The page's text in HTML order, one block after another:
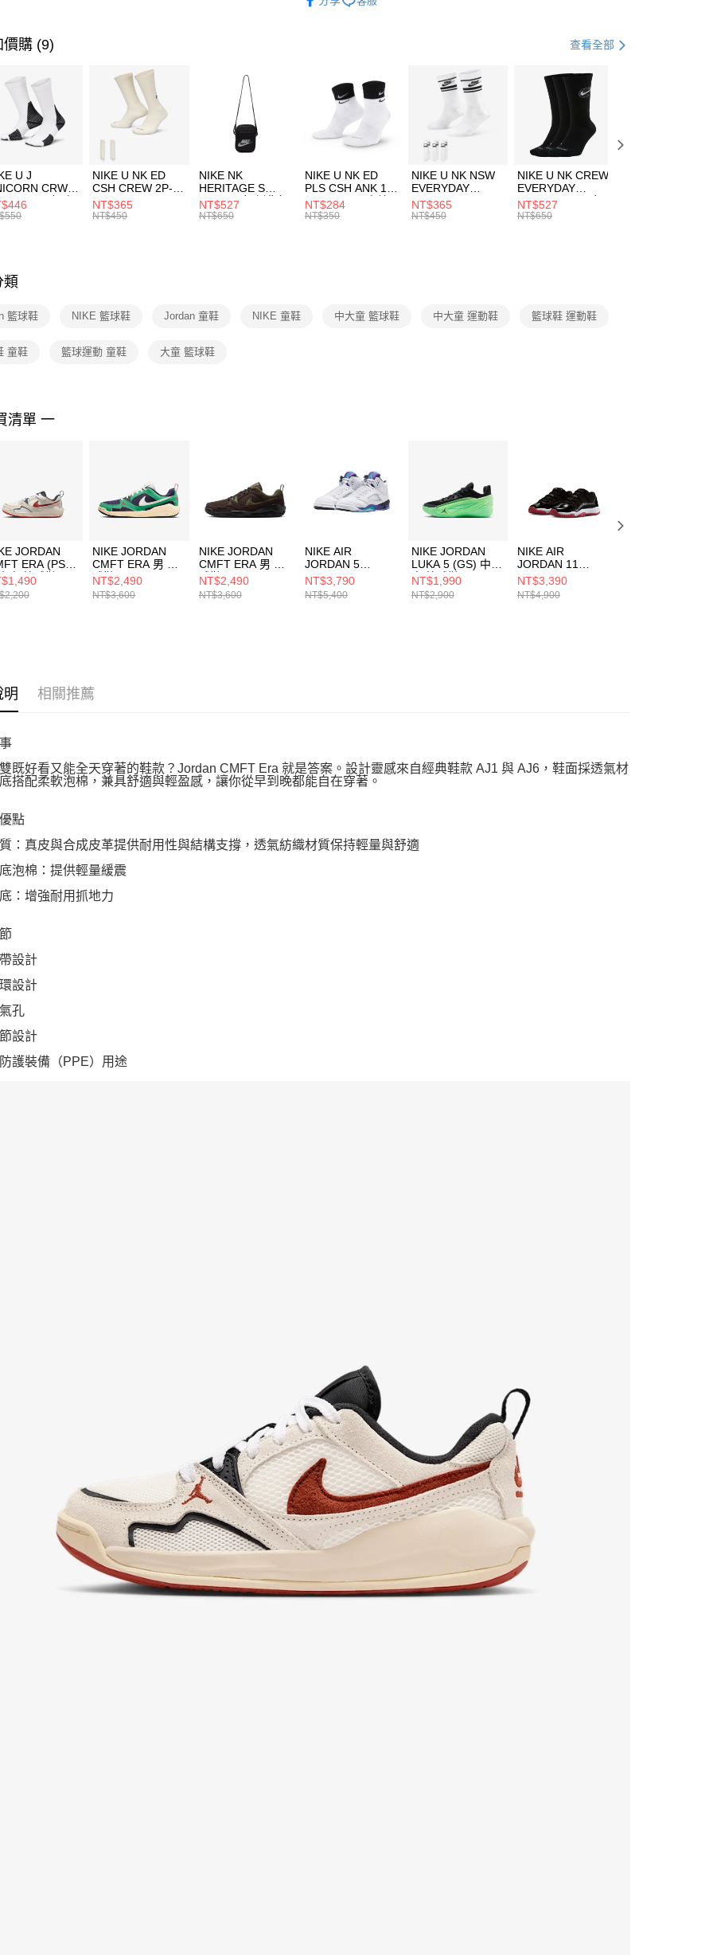
【關於「AFTEE先享後付」】
３．安心：先確認商品／服務後，再付款。
【「AFTEE先享後付」結帳流程】
１．於結帳方式選擇「AFTEE先享後付」後，將跳轉至「AFTEE先享後
付」結帳頁面，進行簡訊認證並確認金額後，即可完成結帳。
２．訂單成立數日內，您將收到繳費通知簡訊。
３．收到繳費通知簡訊後14天內，點擊此簡訊中的連結，可透過四大超商
／ATM／網路銀行／等多元方式進行付款，方視為交易完成。
※ 請注意：結帳手續完成當下不需立刻繳費，但若您需要取消訂單，請聯
絡購買商品的店家。未經商家同意取消之訂單仍視為有效，需透過AFTEE
先享後付繳納相關費用。
１．透過由恩沛科技股份有限公司提供之「AFTEE先享後付」服務完成之
交易，需依本服務之必要範圍內提供個人資料，並將交易相關給付款項請
形，恩沛科技股份有限公司將有權停止該用戶之使用額度並採取法律行
動。
每筆NT$100，滿NT$1,500(含以上)免運費
每筆NT$100，滿NT$1,500(含以上)免運費
付款後門市自取
每筆NT$100，滿NT$1,500(含以上)免運費
價購 (9) 查看全部
U J
CRW
-160 男女 中
FZ3393100
NIKE U NK ED
CSH CREW 2P-
144 EMBRDY 男
女 短統襪
NT$365
NT$450
NIKE NK
HERITAGE S
SMIT 男女 側背包
BA5871010
NT$527
NT$650
NIKE U NK ED
PLS CSH ANK 1P
144 DBL 男 中統
襪 DH4058104
NT$284
NT$350
NIKE U NK NSW
EVERYDAY
ESSENTIAL CR
男女 短統襪
NT$365
NT$450
NIKE U NK CREW
EVERYDAY
BBALL 3PR 男女
長統襪
NT$527
NT$650
類
籃球鞋 NIKE 籃球鞋 Jordan 童鞋 NIKE 童鞋 中大童 籃球鞋 中大童 運動鞋 籃球鞋 運動鞋
童鞋 籃球運動 童鞋 大童 籃球鞋
清單 一
JORDAN
ERA (PS)
童 籃球鞋
NIKE JORDAN
CMFT ERA 男 籃
球鞋 HJ6777400
NT$2,490
NT$3,600
NIKE JORDAN
CMFT ERA 男 籃
球鞋 HJ6777200
NT$2,490
NT$3,600
NIKE AIR
JORDAN 5
RETRO OG (GS)
大童 籃球鞋
HQ7980100
NT$3,790
NT$5,400
NIKE JORDAN
LUKA 5 (GS) 中大
童 籃球鞋
IM5166302
NT$1,990
NT$2,900
NIKE AIR
JORDAN 11
RETRO LOW
(GS) 大童 籃球鞋
FV5121006
NT$3,390
NT$4,900
明 相關推薦
既好看又能全天穿著的鞋款？Jordan CMFT Era 就是答案。設計靈感來自經典鞋款 AJ1 與 AJ6，鞋面採透氣材
搭配柔軟泡棉，兼具舒適與輕盈感，讓你從早到晚都能自在穿著。
點
：真皮與合成皮革提供耐用性與結構支撐，透氣紡織材質保持輕量與舒適
泡棉：提供輕量緩震
：增強耐用抓地力
設計
設計
孔
設計
護裝備（PPE）用途